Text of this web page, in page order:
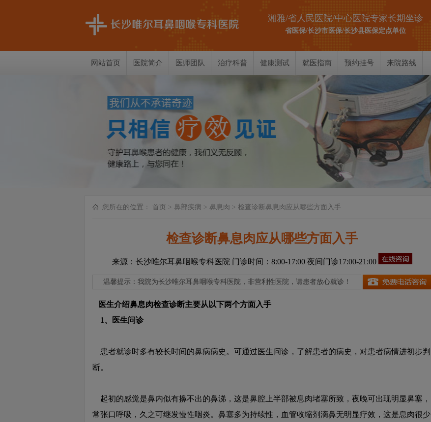
湘雅/省人民医院/中心医院专家长期坐诊
省医保/长沙市医保/长沙县医保定点单位
网站首页 医院简介 医师团队 治疗科普 健康测试
喉部测试
就医指南 预约挂号 来院路线
您所在的位置： 首页 > 鼻部疾病 > 鼻息肉 > 检查诊断鼻息肉应从哪些方面入手
检查诊断鼻息肉应从哪些方面入手
来源：长沙唯尔耳鼻咽喉专科医院 门诊时间：8:00-17:00 夜间门诊17:00-21:00
温馨提示： 我院为长沙唯尔耳鼻咽喉专科医院，非营利性医院，请患者放心就诊！
医生介绍鼻息肉检查诊断主要从以下两个方面入手
1、医生问诊
患者就诊时多有较长时间的鼻病病史。可通过医生问诊，了解患者的病史，对患者病情进初步判
断。
起初的感觉是鼻内似有擤不出的鼻涕，这是鼻腔上半部被息肉堵塞所致，夜晚可出现明显鼻塞，
常张口呼吸，久之可继发慢性咽炎。鼻塞多为持续性，血管收缩剂滴鼻无明显疗效，这是息肉很少